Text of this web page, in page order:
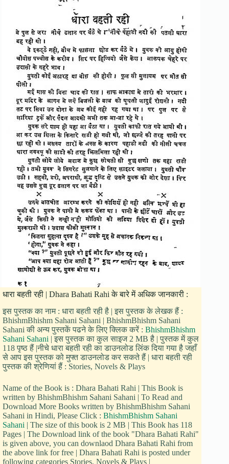
धारा बहती रही | Dhara Bahati Rahi के बारे में अधिक जानकारी :
इस पुस्तक का नाम : धारा बहती रही है | इस पुस्तक के लेखक हैं :
BhishmBhishm Sahani Sahani | BhishmBhishm Sahani
Sahani की अन्य पुस्तकें पढने के लिए क्लिक करें : BhishmBhishm
Sahani Sahani | इस पुस्तक का कुल साइज 2 MB है | पुस्तक में कुल
118 पृष्ठ हैं |नीचे धारा बहती रही का डाउनलोड लिंक दिया गया है जहाँ
से आप इस पुस्तक को मुफ्त डाउनलोड कर सकते हैं | धारा बहती रही
पुस्तक की श्रेणियां हैं : Stories, Novels & Plays
Name of the Book is : Dhara Bahati Rahi | This Book is
written by BhishmBhishm Sahani Sahani | To Read and
Download More Books written by BhishmBhishm Sahani
Sahani in Hindi, Please Click : BhishmBhishm Sahani
Sahani | The size of this book is 2 MB | This Book has 118
Pages | The Download link of the book "Dhara Bahati Rahi"
is given above, you can downlaod Dhara Bahati Rahi from
the above link for free | Dhara Bahati Rahi is posted under
following categories Stories, Novels & Plays |